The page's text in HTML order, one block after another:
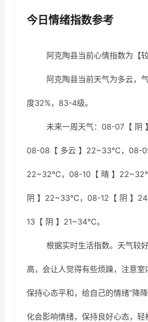
今日情绪指数参考
阿克陶县当前心情指数为【较
阿克陶县当前天气为多云，
度32%，83-4级。
未来一周天气：08-07【 阴
08-08【 多云 】22~33℃，08-09
22~32℃，08-10【 晴 】
阴 】22~33℃，08-12【 阴 】
13【 阴 】21~34℃。
根据实时生活指数。天气较
高，会让人觉得有些烦躁，注意室
保持心态平和，给自己的情绪“降
化会影响情绪，保持良好心态，轻